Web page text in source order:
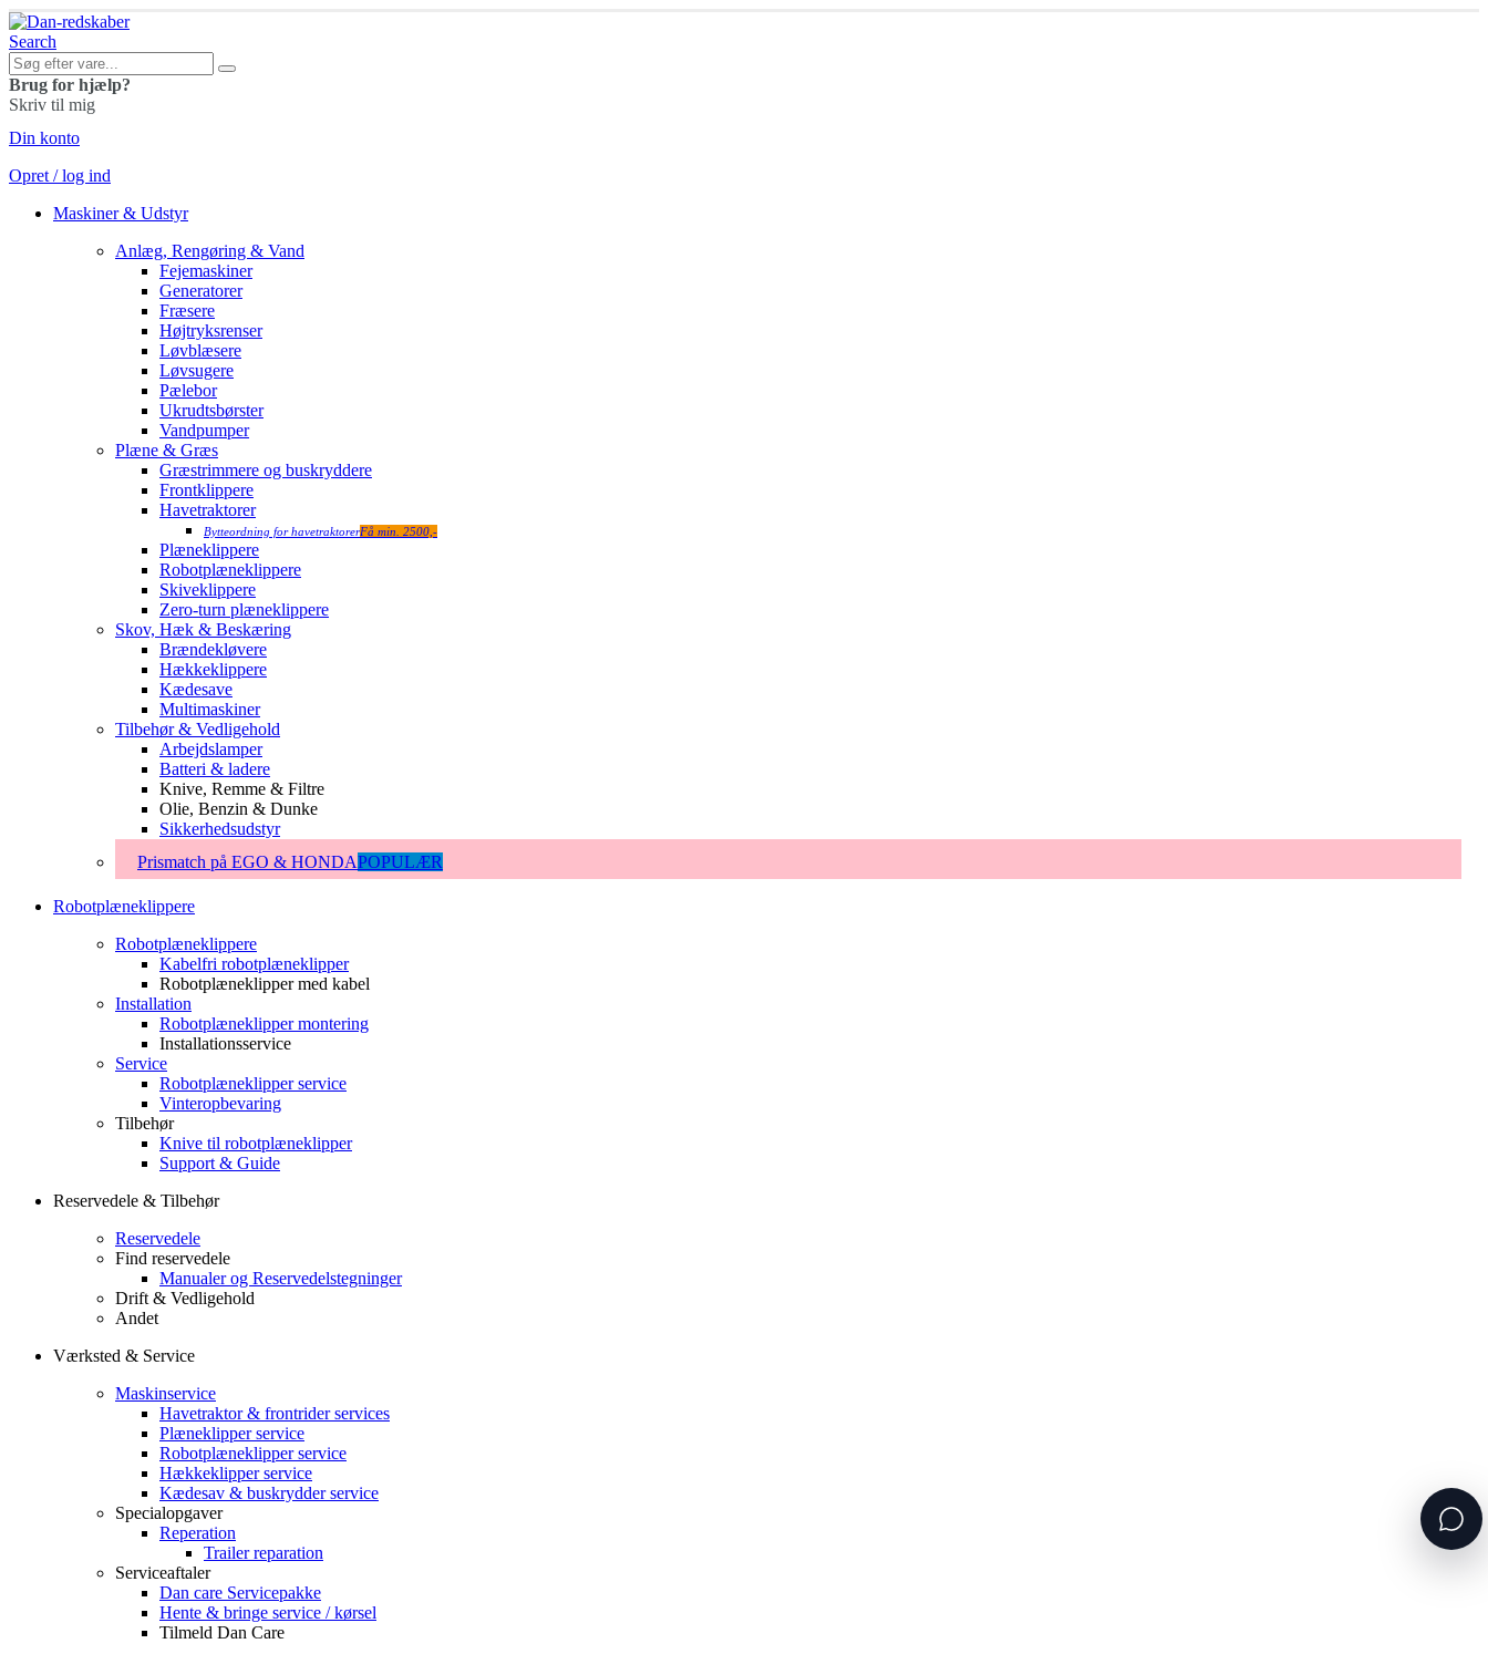
Search
Brug for hjælp?
Skriv til mig
Din konto
Opret / log ind
Maskiner & Udstyr
Anlæg, Rengøring & Vand
Fejemaskiner
Generatorer
Fræsere
Højtryksrenser
Løvblæsere
Løvsugere
Pælebor
Ukrudtsbørster
Vandpumper
Plæne & Græs
Græstrimmere og buskryddere
Frontklippere
Havetraktorer
Bytteordning for havetraktorerFå min. 2500,-
Plæneklippere
Robotplæneklippere
Skiveklippere
Zero-turn plæneklippere
Skov, Hæk & Beskæring
Brændekløvere
Hækkeklippere
Kædesave
Multimaskiner
Tilbehør & Vedligehold
Arbejdslamper
Batteri & ladere
Knive, Remme & Filtre
Olie, Benzin & Dunke
Sikkerhedsudstyr
Prismatch på EGO & HONDAPOPULÆR
Robotplæneklippere
Robotplæneklippere
Kabelfri robotplæneklipper
Robotplæneklipper med kabel
Installation
Robotplæneklipper montering
Installationsservice
Service
Robotplæneklipper service
Vinteropbevaring
Tilbehør
Knive til robotplæneklipper
Support & Guide
Reservedele & Tilbehør
Reservedele
Find reservedele
Manualer og Reservedelstegninger
Drift & Vedligehold
Andet
Værksted & Service
Maskinservice
Havetraktor & frontrider services
Plæneklipper service
Robotplæneklipper service
Hækkeklipper service
Kædesav & buskrydder service
Specialopgaver
Reperation
Trailer reparation
Serviceaftaler
Dan care Servicepakke
Hente & bringe service / kørsel
Tilmeld Dan Care